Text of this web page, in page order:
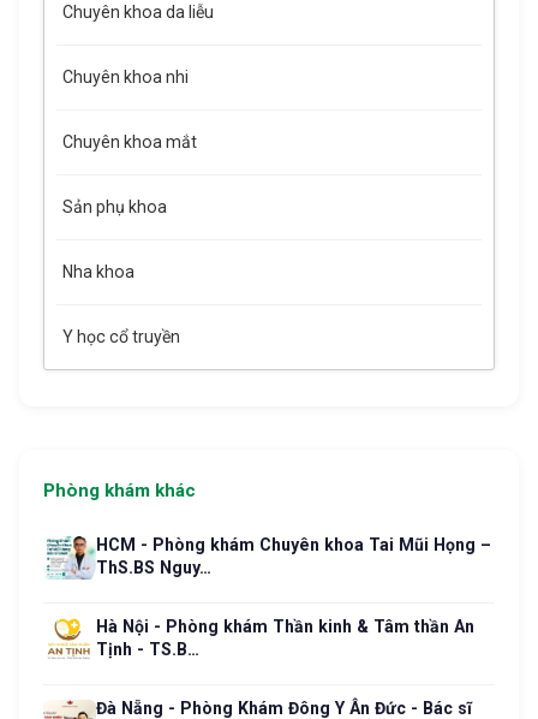
Chuyên khoa da liễu
Chuyên khoa nhi
Chuyên khoa mắt
Sản phụ khoa
Nha khoa
Y học cổ truyền
Phòng khám khác
HCM - Phòng khám Chuyên khoa Tai Mũi Họng –
ThS.BS Nguy…
Hà Nội - Phòng khám Thần kinh & Tâm thần An
Tịnh - TS.B…
Đà Nẵng - Phòng Khám Đông Y Ân Đức - Bác sĩ